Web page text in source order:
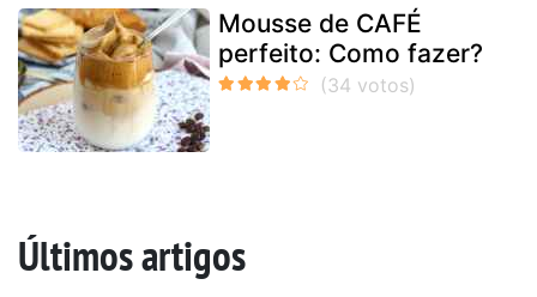
Mousse de CAFÉ
perfeito: Como fazer?
Últimos artigos